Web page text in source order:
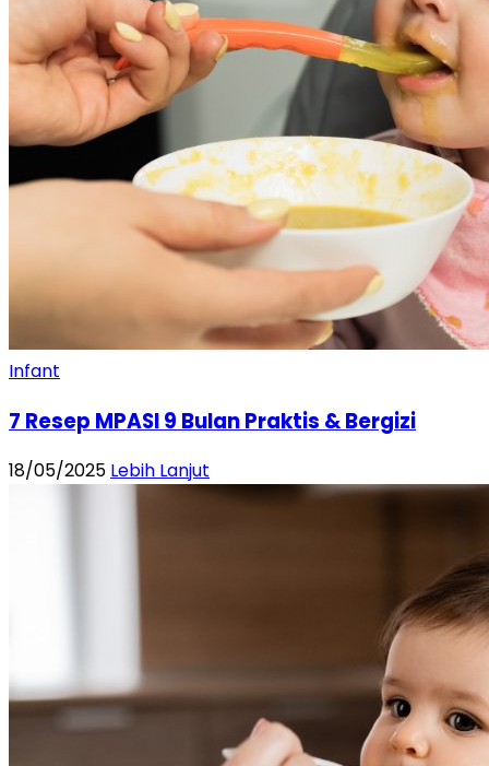
Infant
7 Resep MPASI 9 Bulan Praktis & Bergizi
18/05/2025 Lebih Lanjut